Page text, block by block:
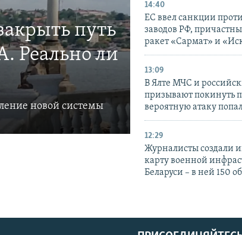
путь
Реально ли
новой системы
14:40
ЕС ввел санкции
заводов РФ,
ракет «Сармат» и
13:09
В Ялте МЧС и
призывают покинуть
вероятную атаку
12:29
Журналисты создали
карту военной
Беларуси – в ней 150